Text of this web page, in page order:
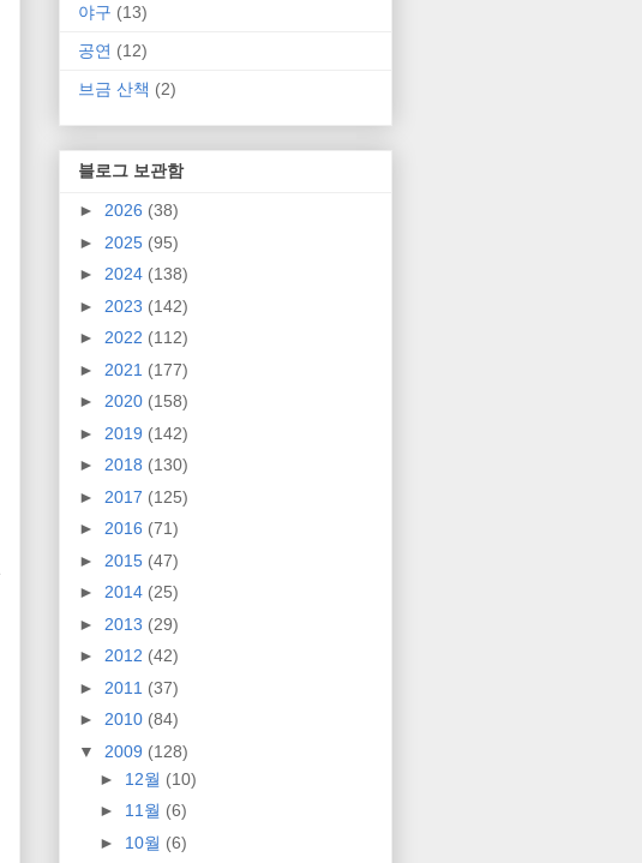
야구 (13)
공연 (12)
브금 산책 (2)
블로그 보관함
► 2026 (38)
► 2025 (95)
► 2024 (138)
► 2023 (142)
► 2022 (112)
► 2021 (177)
► 2020 (158)
► 2019 (142)
► 2018 (130)
► 2017 (125)
► 2016 (71)
► 2015 (47)
► 2014 (25)
► 2013 (29)
► 2012 (42)
► 2011 (37)
► 2010 (84)
▼ 2009 (128)
► 12월 (10)
► 11월 (6)
► 10월 (6)